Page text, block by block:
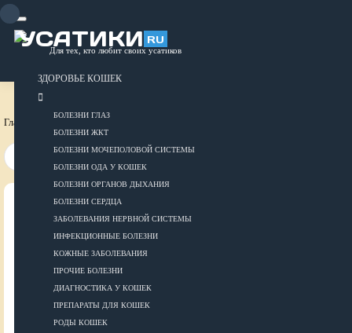
Skip
to
contentУСАТИКИ RU
Для тех, кто любит своих усатиков
РАЗМЕСТИТЬ ОБЪЯВЛЕНИЕ
ЗДОРОВЬЕ КОШЕК
БОЛЕЗНИ ГЛАЗ
БОЛЕЗНИ ЖКТ
БОЛЕЗНИ МОЧЕПОЛОВОЙ СИСТЕМЫ
БОЛЕЗНИ ОДА У КОШЕК
БОЛЕЗНИ ОРГАНОВ ДЫХАНИЯ
БОЛЕЗНИ СЕРДЦА
ЗАБОЛЕВАНИЯ НЕРВНОЙ СИСТЕМЫ
ИНФЕКЦИОННЫЕ БОЛЕЗНИ
КОЖНЫЕ ЗАБОЛЕВАНИЯ
ПРОЧИЕ БОЛЕЗНИ
ДИАГНОСТИКА У КОШЕК
ПРЕПАРАТЫ ДЛЯ КОШЕК
РОДЫ КОШЕК
ОБЪЯВЛЕНИЯ
Главная страница
ВСЕ О КОШКАХ
Болезни глаз
Болезни ЖКТ